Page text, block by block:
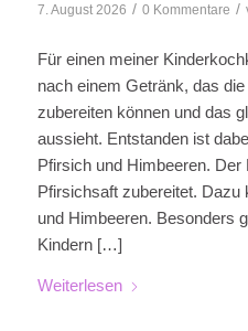
7. August 2026 / 0 Kommentare /
Für einen meiner
nach einem Getränk, das
zubereiten können und das
aussieht. Entstanden ist
Pfirsich und Himbeeren. Der
Pfirsichsaft zubereitet.
und Himbeeren. Besonders
Kindern […]
Weiterlesen